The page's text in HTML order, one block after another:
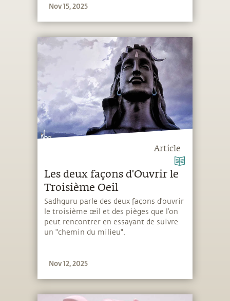
Nov 15, 2025
Article
Les deux façons d'Ouvrir le
Troisième Oeil
Sadhguru parle des deux façons d'ouvrir
le troisième œil et des pièges que l’on
peut rencontrer en essayant de suivre
un "chemin du milieu".
Nov 12, 2025